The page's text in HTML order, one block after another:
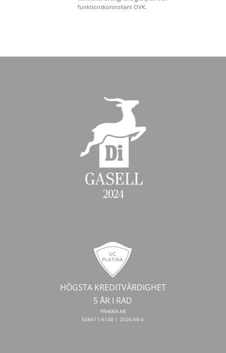
funktionskontrollant OVK.
HÖGSTA KREDITVÄRDIGHET
5 ÅR I RAD
FRAKKA AB
556611-6140 | 2026-08-6